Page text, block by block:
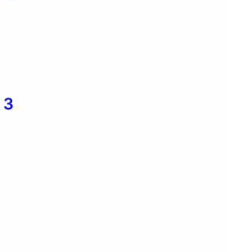
3